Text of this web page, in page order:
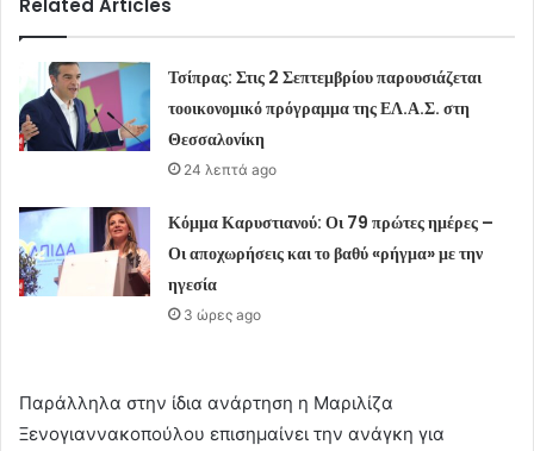
Related Articles
Τσίπρας: Στις 2 Σεπτεμβρίου παρουσιάζεται
τοοικονομικό πρόγραμμα της ΕΛ.Α.Σ. στη
Θεσσαλονίκη
24 λεπτά ago
Κόμμα Καρυστιανού: Οι 79 πρώτες ημέρες –
Οι αποχωρήσεις και το βαθύ «ρήγμα» με την
ηγεσία
3 ώρες ago
Παράλληλα στην ίδια ανάρτηση η Μαριλίζα
Ξενογιαννακοπούλου επισημαίνει την ανάγκη για